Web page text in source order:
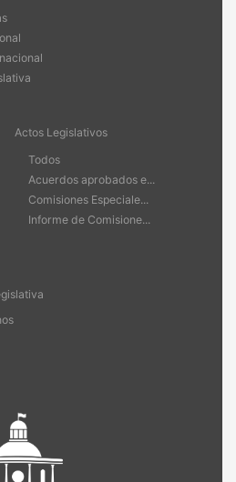
Actos Legislativos
Todos
Acuerdos aprobados e...
Comisiones Especiale...
Informe de Comisione...